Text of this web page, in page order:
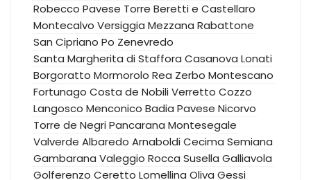
Robecco Pavese Torre Beretti e Castellaro
Montecalvo Versiggia Mezzana Rabattone
San Cipriano Po Zenevredo
Santa Margherita di Staffora Casanova Lonati
Borgoratto Mormorolo Rea Zerbo Montescano
Fortunago Costa de NobiliVerretto Cozzo
Langosco Menconico Badia Pavese Nicorvo
Torre de NegriPancarana Montesegale
Valverde Albaredo ArnaboldiCecima Semiana
Gambarana Valeggio Rocca Susella Galliavola
Golferenzo Ceretto Lomellina Oliva Gessi